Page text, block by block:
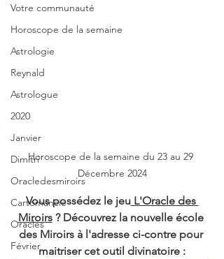
Votre communauté
Horoscope de la semaine
Astrologie
Reynald
Astrologue
2020
Janvier
Dimitri
Oracledesmiroirs
Cartomancie
Oracles
Février
Horoscope de la semaine du 23 au 29
Décembre 2024
Vous possédez le jeu L'Oracle des
Miroirs ? Découvrez la nouvelle école
des Miroirs à l'adresse ci-contre pour
maitriser cet outil divinatoire :